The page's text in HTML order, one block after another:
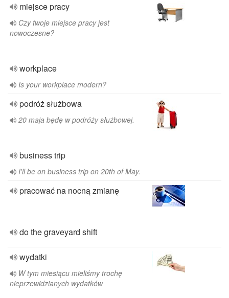
miejsce pracy
Czy twoje miejsce pracy jest
nowoczesne?
workplace
Is your workplace modern?
podróż służbowa
20 maja będę w podróży służbowej.
business trip
I'll be on business trip on 20th of May.
pracować na nocną zmianę
do the graveyard shift
wydatki
W tym miesiącu mieliśmy trochę
nieprzewidzianych wydatków